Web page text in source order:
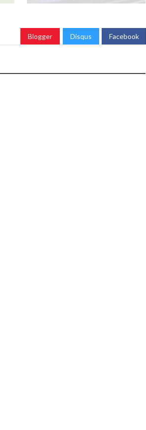
Blogger Disqus Facebook